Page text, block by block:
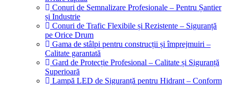
Conuri de Semnalizare Profesionale – Pentru Șantier
și Industrie
Conuri de Trafic Flexibile și Rezistente – Siguranță
pe Orice Drum
Gama de stâlpi pentru construcții și împrejmuiri –
Calitate garantată
Gard de Protecție Profesional – Calitate și Siguranță
Superioară
Lampă LED de Siguranță pentru Hidrant – Conform